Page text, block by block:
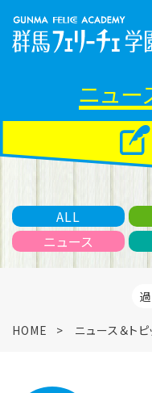
ニュー
ALL
ニュース
HOME ニュース＆トピ